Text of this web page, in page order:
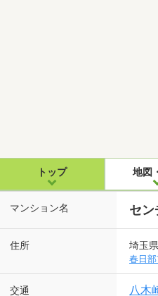
トップ 地図
マンション名 セン
住所 埼玉
春日
交通 八木